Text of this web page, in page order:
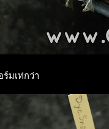
มเท่กว่า